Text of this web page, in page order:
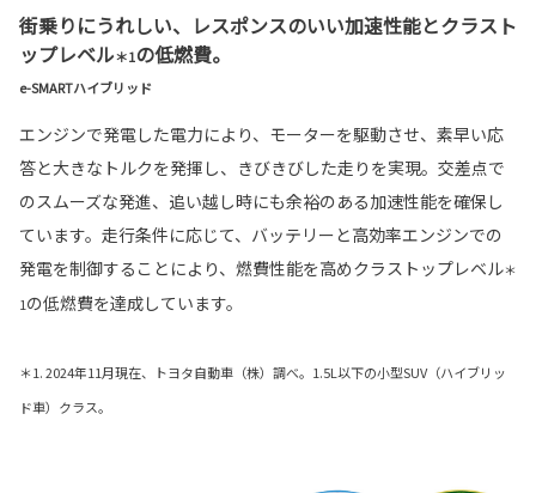
街乗りにうれしい、レスポンスのいい加速性能とクラスト
ップレベル＊1の低燃費。
e-SMARTハイブリッド
エンジンで発電した電力により、モーターを駆動させ、素早い応
答と大きなトルクを発揮し、きびきびした走りを実現。交差点で
のスムーズな発進、追い越し時にも余裕のある加速性能を確保し
ています。走行条件に応じて、バッテリーと高効率エンジンでの
発電を制御することにより、燃費性能を高めクラストップレベル＊
1の低燃費を達成しています。
＊1. 2024年11月現在、トヨタ自動車（株）調べ。1.5L以下の小型SUV（ハイブリッ
ド車）クラス。